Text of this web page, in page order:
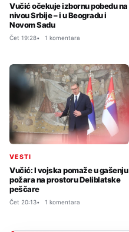
Vučić očekuje izbornu pobedu na
nivou Srbije – i u Beogradu i
Novom Sadu
Čet 19:28 1 komentara
VESTI
Vučić: I vojska pomaže u gašenju
požara na prostoru Deliblatske
peščare
Čet 20:13 1 komentara